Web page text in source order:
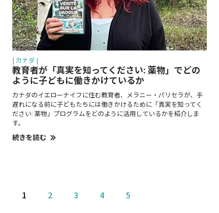
| カナダ |
教育者が「真実を知ってください: 薬物」でどの
ように子どもに働きかけているか
カナダのイエローナイフに住む教育者、メラニー・パリセラが、手
遅れになる前に子どもたちには働きかけるために「真実を知ってく
ださい: 薬物」プログラムをどのように活用しているかを紹介しま
す。
続きを読む
1 2 3 4 5